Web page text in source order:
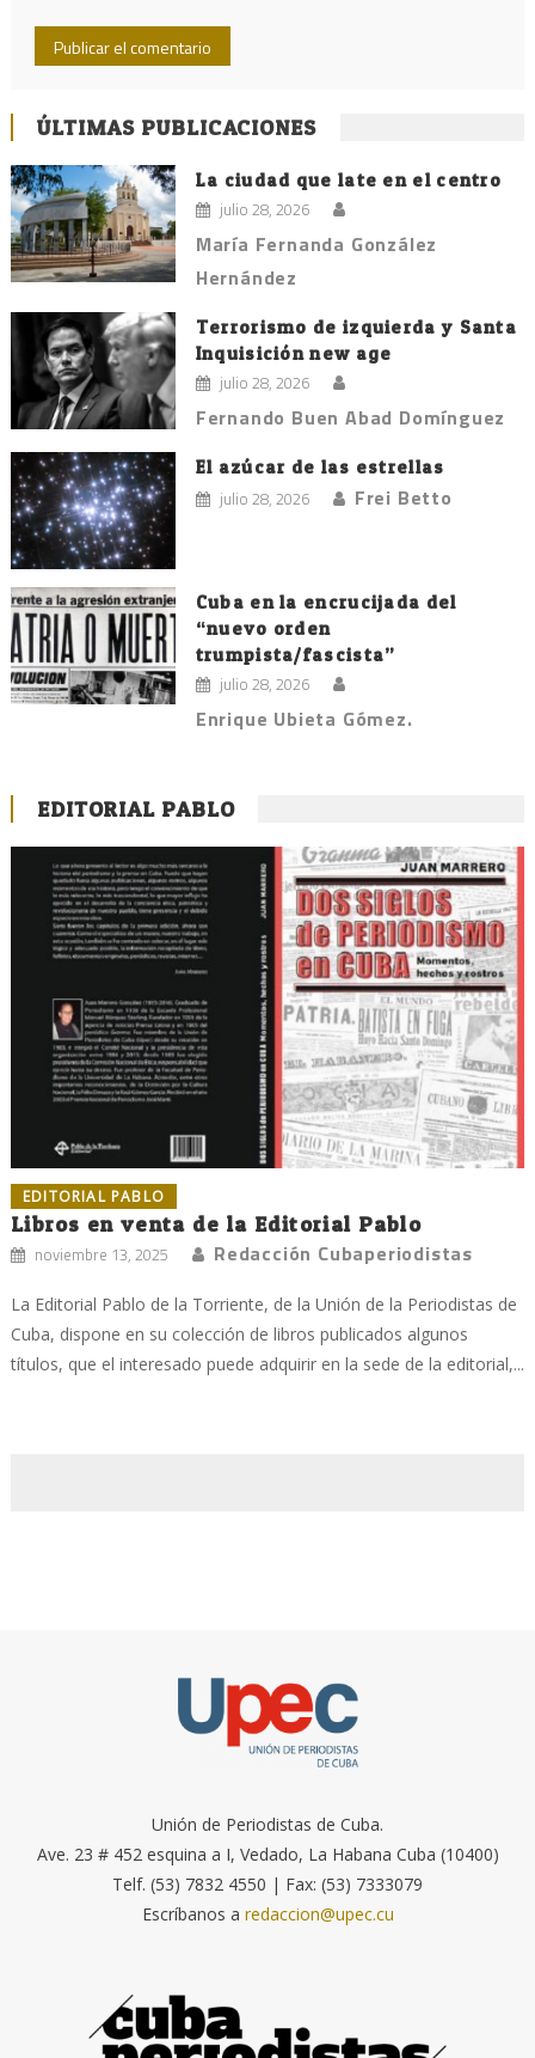
ÚLTIMAS PUBLICACIONES
La ciudad que late en el centro
julio 28, 2026
María Fernanda González
Hernández
Terrorismo de izquierda y Santa
Inquisición new age
julio 28, 2026
Fernando Buen Abad Domínguez
El azúcar de las estrellas
julio 28, 2026 Frei Betto
Cuba en la encrucijada del
“nuevo orden
trumpista/fascista”
julio 28, 2026
Enrique Ubieta Gómez.
EDITORIAL PABLO
EDITORIAL PABLO
Libros en venta de la Editorial Pablo
noviembre 13, 2025 Redacción Cubaperiodistas
La Editorial Pablo de la Torriente, de la Unión de la Periodistas de
Cuba, dispone en su colección de libros publicados algunos
títulos, que el interesado puede adquirir en la sede de la editorial,...
Unión de Periodistas de Cuba.
Ave. 23 # 452 esquina a I, Vedado, La Habana Cuba (10400)
Telf. (53) 7832 4550 | Fax: (53) 7333079
Escríbanos a redaccion@upec.cu